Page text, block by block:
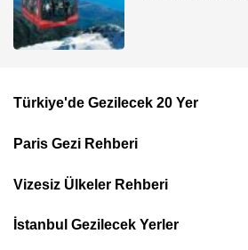
Top
Menu
Türkiye'de Gezilecek 20 Yer
Paris Gezi Rehberi
Vizesiz Ülkeler Rehberi
İstanbul Gezilecek Yerler